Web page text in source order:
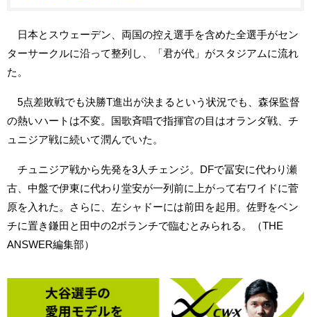
日本とスウェーデン、両国の控え選手を含めた全選手がセン
ターサークルに沿って整列し、「君が代」がスタジアムに流れ
た。
5点差敗戦でも決勝T進出が決まるという状況でも、森保監督
の熱いハートは不変。国歌斉唱で指揮官の目はオランダ戦、チ
ュニジア戦に続いて潤んでいた。
チュニジア戦から先発を3人チェンジ。DFで冨安に代わり瀬
古、中盤で伊東に代わり堂安が一列前に上がって右ワイドに菅
原を入れた。さらに、左シャドーには前田を起用。佐野をベン
チに置き鎌田と田中の2ボランチで臨むとみられる。（THE
ANSWER編集部）